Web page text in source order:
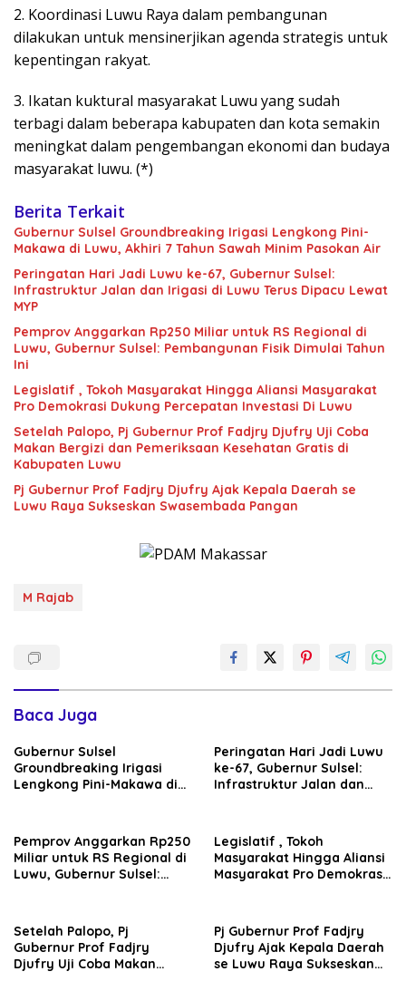
2. Koordinasi Luwu Raya dalam pembangunan
dilakukan untuk mensinerjikan agenda strategis untuk
kepentingan rakyat.
3. Ikatan kuktural masyarakat Luwu yang sudah
terbagi dalam beberapa kabupaten dan kota semakin
meningkat dalam pengembangan ekonomi dan budaya
masyarakat luwu. (*)
Berita Terkait
Gubernur Sulsel Groundbreaking Irigasi Lengkong Pini-
Makawa di Luwu, Akhiri 7 Tahun Sawah Minim Pasokan Air
Peringatan Hari Jadi Luwu ke-67, Gubernur Sulsel:
Infrastruktur Jalan dan Irigasi di Luwu Terus Dipacu Lewat
MYP
Pemprov Anggarkan Rp250 Miliar untuk RS Regional di
Luwu, Gubernur Sulsel: Pembangunan Fisik Dimulai Tahun
Ini
Legislatif , Tokoh Masyarakat Hingga Aliansi Masyarakat
Pro Demokrasi Dukung Percepatan Investasi Di Luwu
Setelah Palopo, Pj Gubernur Prof Fadjry Djufry Uji Coba
Makan Bergizi dan Pemeriksaan Kesehatan Gratis di
Kabupaten Luwu
Pj Gubernur Prof Fadjry Djufry Ajak Kepala Daerah se
Luwu Raya Sukseskan Swasembada Pangan
M Rajab
Baca Juga
Gubernur Sulsel
Groundbreaking Irigasi
Lengkong Pini-Makawa di
Peringatan Hari Jadi Luwu
ke-67, Gubernur Sulsel:
Infrastruktur Jalan dan
Pemprov Anggarkan Rp250
Miliar untuk RS Regional di
Luwu, Gubernur Sulsel:
Legislatif , Tokoh
Masyarakat Hingga Aliansi
Masyarakat Pro Demokrasi
Setelah Palopo, Pj
Gubernur Prof Fadjry
Djufry Uji Coba Makan
Pj Gubernur Prof Fadjry
Djufry Ajak Kepala Daerah
se Luwu Raya Sukseskan